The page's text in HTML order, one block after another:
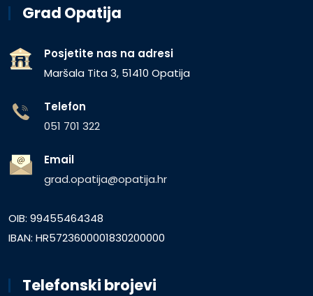
Grad Opatija
Posjetite nas na adresi
Maršala Tita 3, 51410 Opatija
Telefon
051 701 322
Email
grad.opatija@opatija.hr
OIB: 99455464348
IBAN: HR5723600001830200000
Telefonski brojevi